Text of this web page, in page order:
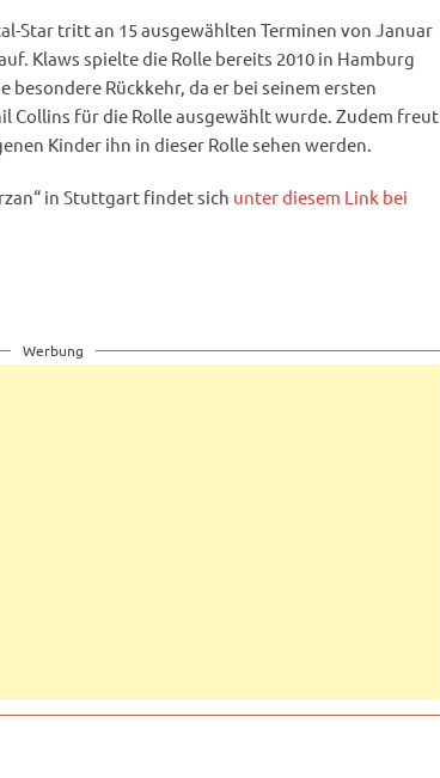
Star tritt an 15 ausgewählten Terminen von Januar
Klaws spielte die Rolle bereits 2010 in Hamburg
besondere Rückkehr, da er bei seinem ersten
Collins für die Rolle ausgewählt wurde. Zudem freut
Kinder ihn in dieser Rolle sehen werden.
in Stuttgart findet sich unter diesem Link bei
Werbung